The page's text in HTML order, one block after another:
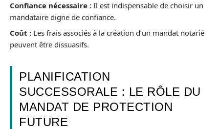
Confiance nécessaire : Il est indispensable de choisir un
mandataire digne de confiance.
Coût : Les frais associés à la création d’un mandat notarié
peuvent être dissuasifs.
PLANIFICATION
SUCCESSORALE : LE RÔLE DU
MANDAT DE PROTECTION
FUTURE